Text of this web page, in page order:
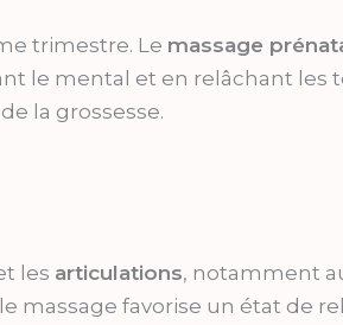
trimestre. Le massage
le mental et en relâchant les
la grossesse.
les articulations, notamment
massage favorise un état de